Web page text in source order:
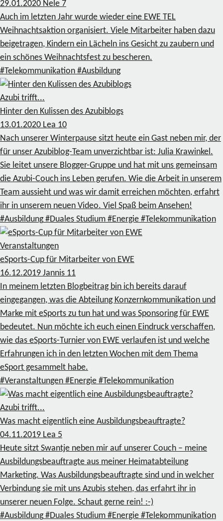
29.01.2020 Nele 7
Auch im letzten Jahr wurde wieder eine EWE TEL
Weihnachtsaktion organisiert. Viele Mitarbeiter haben dazu
beigetragen, Kindern ein Lächeln ins Gesicht zu zaubern und
ein schönes Weihnachtsfest zu bescheren.
#Telekommunikation #Ausbildung
Azubi trifft...
Hinter den Kulissen des Azubiblogs
13.01.2020 Lea 10
Nach unserer Winterpause sitzt heute ein Gast neben mir, der
für unser Azubiblog-Team unverzichtbar ist: Julia Krawinkel.
Sie leitet unsere Blogger-Gruppe und hat mit uns gemeinsam
die Azubi-Couch ins Leben gerufen. Wie die Arbeit in unserem
Team aussieht und was wir damit erreichen möchten, erfahrt
ihr in unserem neuen Video. Viel Spaß beim Ansehen!
#Ausbildung #Duales Studium #Energie #Telekommunikation
Veranstaltungen
eSports-Cup für Mitarbeiter von EWE
16.12.2019 Jannis 11
In meinem letzten Blogbeitrag bin ich bereits darauf
eingegangen, was die Abteilung Konzernkommunikation und
Marke mit eSports zu tun hat und was Sponsoring für EWE
bedeutet. Nun möchte ich euch einen Eindruck verschaffen,
wie das eSports-Turnier von EWE verlaufen ist und welche
Erfahrungen ich in den letzten Wochen mit dem Thema
eSport gesammelt habe.
#Veranstaltungen #Energie #Telekommunikation
Azubi trifft...
Was macht eigentlich eine Ausbildungsbeauftragte?
04.11.2019 Lea 5
Heute sitzt Swantje neben mir auf unserer Couch – meine
Ausbildungsbeauftragte aus meiner Heimatabteilung
Marketing. Was Ausbildungsbeauftragte sind und in welcher
Verbindung sie mit uns Azubis stehen, das erfahrt ihr in
unserer neuen Folge. Schaut gerne rein! :-)
#Ausbildung #Duales Studium #Energie #Telekommunikation